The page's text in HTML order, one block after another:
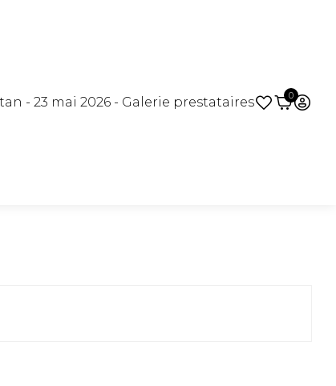
- 23 mai 2026 - Galerie prestataires 0